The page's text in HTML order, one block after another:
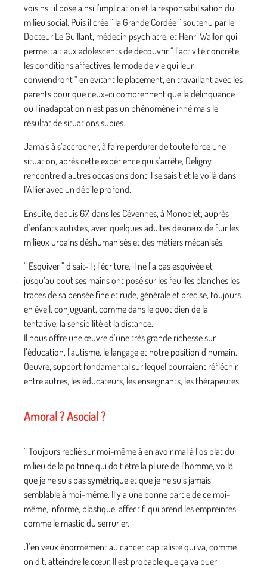
voisins ; il pose ainsi l’implication et la responsabilisation du
milieu social. Puis il crée “ la Grande Cordée ” soutenu par le
Docteur Le Guillant, médecin psychiatre, et Henri Wallon qui
permettait aux adolescents de découvrir “ l’activité concrète,
les conditions affectives, le mode de vie qui leur
conviendront ” en évitant le placement, en travaillant avec les
parents pour que ceux-ci comprennent que la délinquance
ou l’inadaptation n’est pas un phénomène inné mais le
résultat de situations subies.
Jamais à s’accrocher, à faire perdurer de toute force une
situation, après cette expérience qui s’arrête, Deligny
rencontre d’autres occasions dont il se saisit et le voilà dans
l’Allier avec un débile profond.
Ensuite, depuis 67, dans les Cévennes, à Monoblet, auprès
d’enfants autistes, avec quelques adultes désireux de fuir les
milieux urbains déshumanisés et des métiers mécanisés.
“ Esquiver ” disait-il ; l’écriture, il ne l’a pas esquivée et
jusqu’au bout ses mains ont posé sur les feuilles blanches les
traces de sa pensée fine et rude, générale et précise, toujours
en éveil, conjuguant, comme dans le quotidien de la
tentative, la sensibilité et la distance.
Il nous offre une œuvre d’une très grande richesse sur
l’éducation, l’autisme, le langage et notre position d’humain.
Oeuvre, support fondamental sur lequel pourraient réfléchir,
entre autres, les éducateurs, les enseignants, les thérapeutes.
Amoral ? Asocial ?
“ Toujours replié sur moi-même à en avoir mal à l’os plat du
milieu de la poitrine qui doit être la pliure de l’homme, voilà
que je ne suis pas symétrique et que je ne suis jamais
semblable à moi-même. Il y a une bonne partie de ce moi-
même, informe, plastique, affectif, qui prend les empreintes
comme le mastic du serrurier.
J’en veux énormément au cancer capitaliste qui va, comme
on dit, atteindre le cœur. Il est probable que ça va puer